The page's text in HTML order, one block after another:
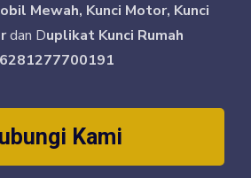
Mewah, Kunci Motor, Kunci
dan Duplikat Kunci Rumah
Kami